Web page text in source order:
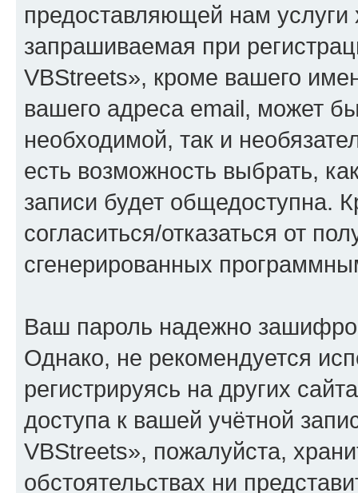
предоставляющей нам
запрашиваемая при
VBStreets», кроме вашего
вашего адреса email, может
необходимой, так и
есть возможность выбрать,
записи будет общедоступна.
согласиться/отказаться от
сгенерированных
Ваш пароль надежно
Однако, не рекомендуется
регистрируясь на других
доступа к вашей учётной
VBStreets», пожалуйста,
обстоятельствах ни